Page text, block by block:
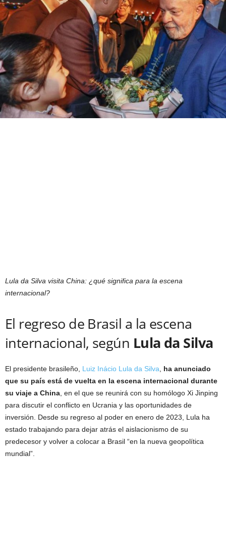
Lula da Silva visita China: ¿qué significa para la escena
internacional?
El regreso de Brasil a la escena
internacional, según Lula da Silva
El presidente brasileño, Luiz Inácio Lula da Silva
ha anunciado
que su país está de vuelta en la escena internacional durante
su viaje a China , en el que se reunirá con su homólogo Xi Jinping
para discutir el conflicto en Ucrania y las oportunidades de
inversión. Desde su regreso al poder en enero de 2023, Lula ha
estado trabajando para dejar atrás el aislacionismo de su
predecesor y volver a colocar a Brasil “en la nueva geopolítica
mundial”.